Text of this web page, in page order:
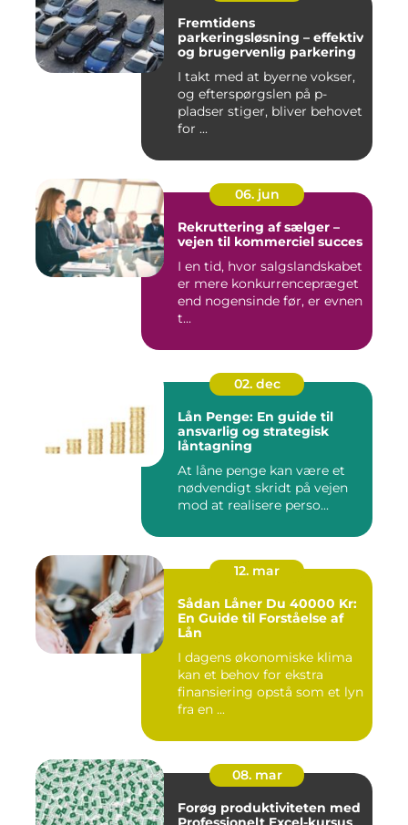
Fremtidens
parkeringsløsning – effektiv
og brugervenlig parkering
I takt med at byerne vokser,
og efterspørgslen på p-
pladser stiger, bliver behovet
for ...
06. jun
Rekruttering af sælger –
vejen til kommerciel succes
I en tid, hvor salgslandskabet
er mere konkurrencepræget
end nogensinde før, er evnen
t...
02. dec
Lån Penge: En guide til
ansvarlig og strategisk
låntagning
At låne penge kan være et
nødvendigt skridt på vejen
mod at realisere perso...
12. mar
Sådan Låner Du 40000 Kr:
En Guide til Forståelse af
Lån
I dagens økonomiske klima
kan et behov for ekstra
finansiering opstå som et lyn
fra en ...
08. mar
Forøg produktiviteten med